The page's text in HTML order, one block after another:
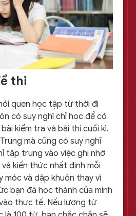
thi
quen học tập từ thời đi
có suy nghĩ chỉ học để có
kiểm tra và bài thi cuối kì.
mà cũng có suy nghĩ
tập trung vào việc ghi nhớ
kiến thức nhất định mỗi
móc và dập khuôn thay vì
bạn đã học thành của mình
thực tế. Nếu lượng từ